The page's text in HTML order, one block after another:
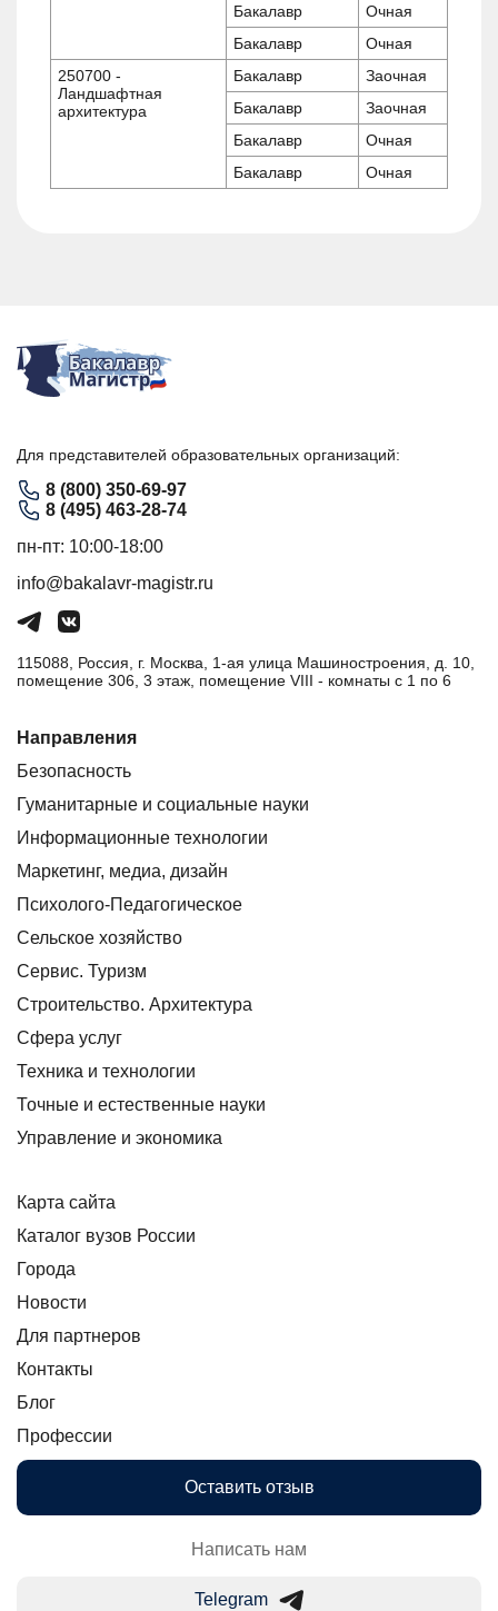
Бакалавр
Очная
Бакалавр
Очная
250700 -
Ландшафтная
архитектура
Бакалавр
Заочная
Бакалавр
Заочная
Бакалавр
Очная
Бакалавр
Очная
Для представителей образовательных организаций:
8 (800) 350-69-97
8 (495) 463-28-74
пн-пт: 10:00-18:00
info@bakalavr-magistr.ru
115088, Россия, г. Москва, 1-ая улица Машиностроения, д. 10,
помещение 306, 3 этаж, помещение VIII - комнаты с 1 по 6
Направления
Безопасность
Гуманитарные и социальные науки
Информационные технологии
Маркетинг, медиа, дизайн
Психолого-Педагогическое
Сельское хозяйство
Сервис. Туризм
Строительство. Архитектура
Сфера услуг
Техника и технологии
Точные и естественные науки
Управление и экономика
Карта сайта
Каталог вузов России
Города
Новости
Для партнеров
Контакты
Блог
Профессии
Оставить отзыв
Написать нам
Telegram